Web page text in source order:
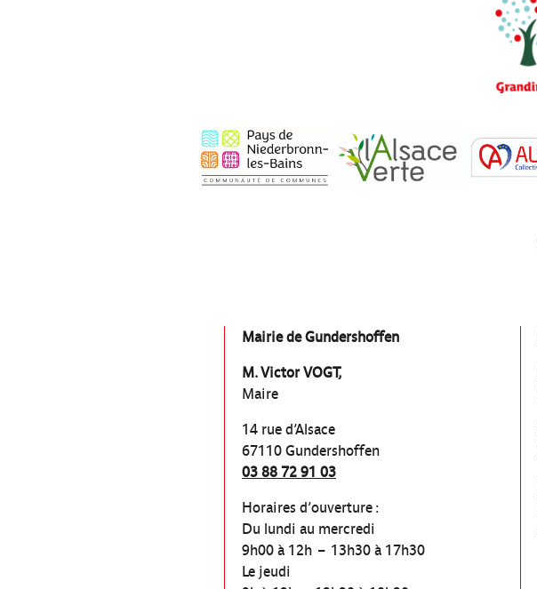
Mairie de Gundershoffen
M. Victor VOGT,
Maire
14 rue d’Alsace
67110 Gundershoffen
03 88 72 91 03
Horaires d’ouverture :
Du lundi au mercredi
9h00 à 12h – 13h30 à 17h30
Le jeudi